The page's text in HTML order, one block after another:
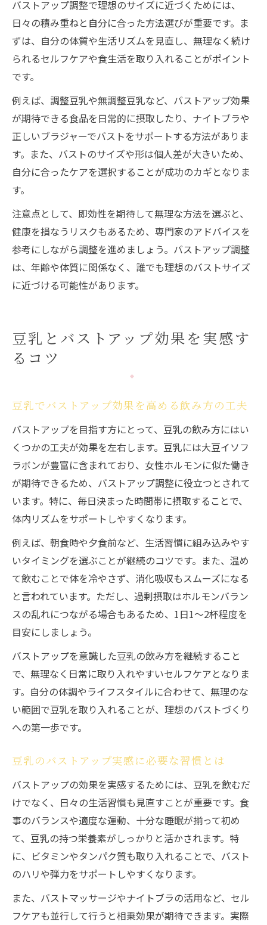
バストアップ調整で理想のサイズに近づくためには、
日々の積み重ねと自分に合った方法選びが重要です。ま
ずは、自分の体質や生活リズムを見直し、無理なく続け
られるセルフケアや食生活を取り入れることがポイント
です。
例えば、調整豆乳や無調整豆乳など、バストアップ効果
が期待できる食品を日常的に摂取したり、ナイトブラや
正しいブラジャーでバストをサポートする方法がありま
す。また、バストのサイズや形は個人差が大きいため、
自分に合ったケアを選択することが成功のカギとなりま
す。
注意点として、即効性を期待して無理な方法を選ぶと、
健康を損なうリスクもあるため、専門家のアドバイスを
参考にしながら調整を進めましょう。バストアップ調整
は、年齢や体質に関係なく、誰でも理想のバストサイズ
に近づける可能性があります。
豆乳とバストアップ効果を実感す
るコツ
豆乳でバストアップ効果を高める飲み方の工夫
バストアップを目指す方にとって、豆乳の飲み方にはい
くつかの工夫が効果を左右します。豆乳には大豆イソフ
ラボンが豊富に含まれており、女性ホルモンに似た働き
が期待できるため、バストアップ調整に役立つとされて
います。特に、毎日決まった時間帯に摂取することで、
体内リズムをサポートしやすくなります。
例えば、朝食時や夕食前など、生活習慣に組み込みやす
いタイミングを選ぶことが継続のコツです。また、温め
て飲むことで体を冷やさず、消化吸収もスムーズになる
と言われています。ただし、過剰摂取はホルモンバラン
スの乱れにつながる場合もあるため、1日1〜2杯程度を
目安にしましょう。
バストアップを意識した豆乳の飲み方を継続すること
で、無理なく日常に取り入れやすいセルフケアとなりま
す。自分の体調やライフスタイルに合わせて、無理のな
い範囲で豆乳を取り入れることが、理想のバストづくり
への第一歩です。
豆乳のバストアップ実感に必要な習慣とは
バストアップの効果を実感するためには、豆乳を飲むだ
けでなく、日々の生活習慣も見直すことが重要です。食
事のバランスや適度な運動、十分な睡眠が揃って初め
て、豆乳の持つ栄養素がしっかりと活かされます。特
に、ビタミンやタンパク質も取り入れることで、バスト
のハリや弾力をサポートしやすくなります。
また、バストマッサージやナイトブラの活用など、セル
フケアも並行して行うと相乗効果が期待できます。実際